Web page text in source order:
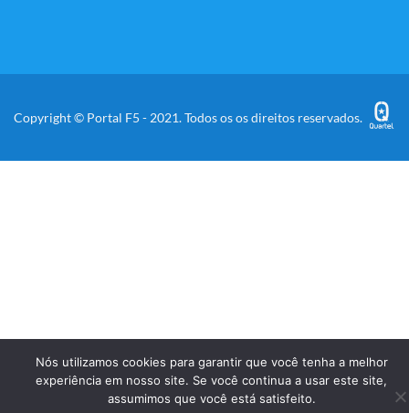
Copyright © Portal F5 - 2021. Todos os os direitos reservados.
Nós utilizamos cookies para garantir que você tenha a melhor
experiência em nosso site. Se você continua a usar este site,
assumimos que você está satisfeito.